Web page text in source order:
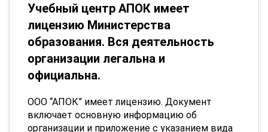
Учебный центр АПОК имеет
лицензию Министерства
образования. Вся деятельность
организации легальна и
официальна.
ООО “АПОК” имеет лицензию. Документ
включает основную информацию об
организации и приложение с указанием вида